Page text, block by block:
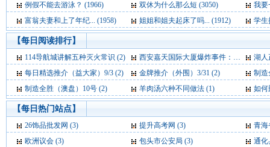
例假不能去游泳？ (1966)
双休为什么那么短 (3050)
我要
富翁夫妻和上了年纪... (1958)
姐姐和姐夫起床了吗... (1912) 学生
【每日阅读排行】
114导航城讲解五种灭火常识 (2) 西安嘉天国际大厦爆炸事件：基本确定为液化气爆炸 (2)
湖人正
每日精选推介（益大家）9/3 (2)
金牌推介（外围）3/31 (2)
制造
制造全胜（澳盘）10号 (2)
羊肉汤六种不同做法 (1) 如何
【每日热门站点】
26饰品批发网 (3) 提升高考网 (3)
青海
欧洲议会 (3) 包头市公安局 (3) 通化